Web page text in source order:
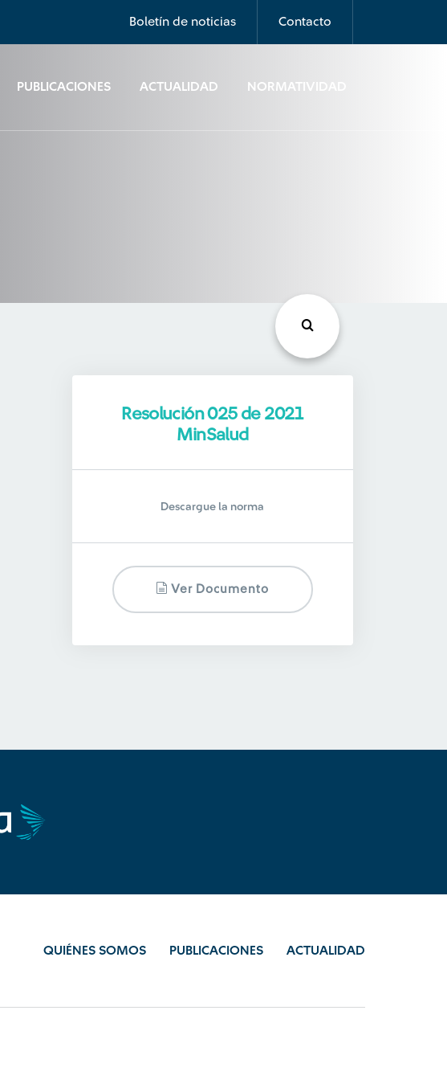
Boletín de noticias Contacto
PUBLICACIONES ACTUALIDAD NORMATIVIDAD
Resolución 025 de 2021
MinSalud
Descargue la norma
Ver Documento
QUIÉNES SOMOS PUBLICACIONES ACTUALIDAD